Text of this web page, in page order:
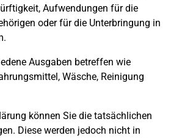
Aufwendungen für die
oder für die Unterbringung in
Ausgaben betreffen wie
Wäsche, Reinigung
können Sie die tatsächlichen
Diese werden jedoch nicht in